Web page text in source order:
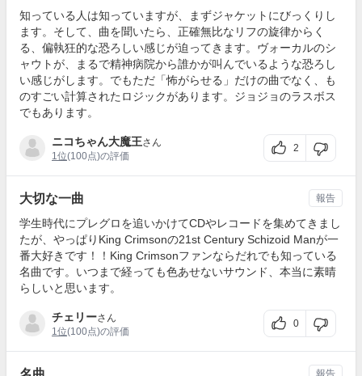
知っている人は知っていますが、まずジャケットにびっくりし
ます。そして、曲を聞いたら、正確無比なリフの旋律からく
る、偏執狂的な恐ろしい感じが迫ってきます。ヴォーカルのシ
ャウトが、まるで精神病院から誰かが叫んでいるような恐ろし
い感じがします。でもただ「怖がらせる」だけの曲でなく、も
のすごい計算されたロジックがあります。ジョジョのラスボス
でもあります。
ニコちゃん大魔王さん
1位(100点)の評価
2
大切な一曲
学生時代にプレグロを追いかけてCDやレコードを集めてきまし
たが、やっぱりKing Crimsonの21st Century Schizoid Manが一
番大好きです！！King Crimsonファンならだれでも知っている
名曲です。いつまで経っても色あせないサウンド、本当に素晴
らしいと思います。
チェリーさん
1位(100点)の評価
0
報告
報告